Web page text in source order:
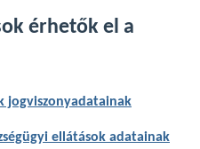
érhetők el a
jogviszonyadatainak
ellátások adatainak